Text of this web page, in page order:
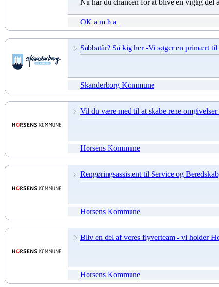
Nu har du chancen for at blive en vigtig del
OK a.m.b.a.
Sabbatår? Så kig her -Vi søger en primært
Skanderborg Kommune
Vil du være med til at skabe rene
Horsens Kommune
Rengøringsassistent til Service og
Horsens Kommune
Bliv en del af vores flyverteam - vi holder
Horsens Kommune